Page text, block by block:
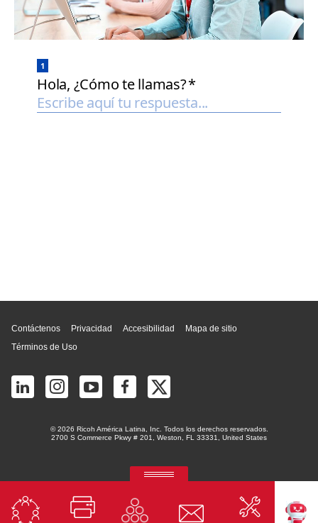
La plataforma predictiva de aprobación de crédito con IA
Contáctenos Privacidad Accesibilidad
Mapa de sitio
Términos de Uso
© 2026 Ricoh América Latina, Inc. Todos los derechos reservados.
2700 S Commerce Pkwy # 201, Weston, FL 33331, United States